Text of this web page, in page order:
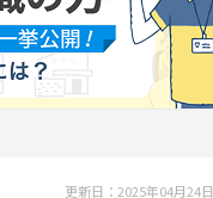
更新日：2025年04月24日